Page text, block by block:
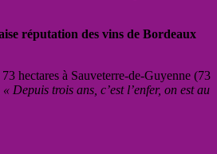
réputation des vins de Bordeaux
hectares à Sauveterre-de-Guyenne (73
« Depuis trois ans, c’est l’enfer, on est au